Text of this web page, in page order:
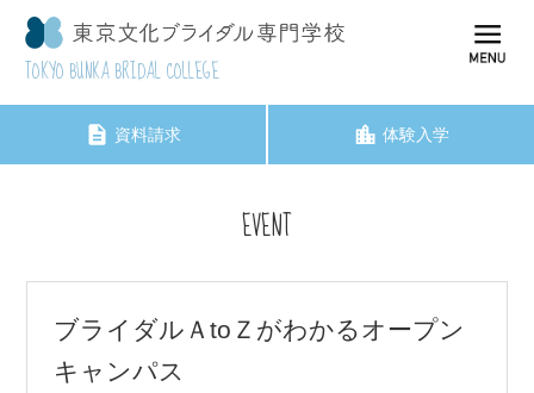
TOKYO BUNKA BRIDAL COLLEGE
資料請求 体験入学
EVENT
ブライダルＡtoＺがわかるオープン
キャンパス